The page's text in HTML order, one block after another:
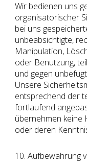
Wir bedienen uns
organisatorischer
bei uns
unbeabsichtigte,
Manipulation,
oder Benutzung,
und gegen
Unsere
entsprechend der
fortlaufend
übernehmen keine
oder deren
10. Aufbewahrung